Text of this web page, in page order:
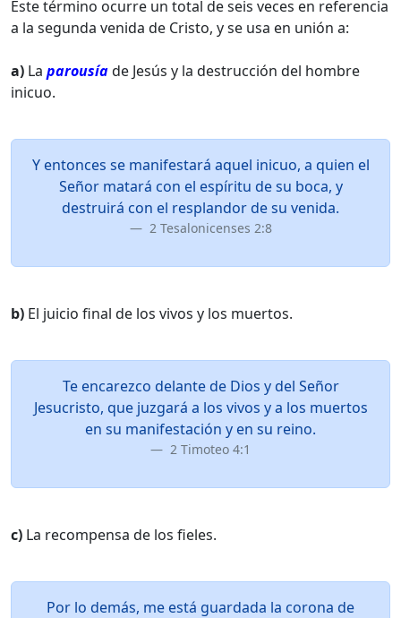
Este término ocurre un total de seis veces en referencia
a la segunda venida de Cristo, y se usa en unión a:
a) La parousíade Jesús y la destrucción del hombre
inicuo.
Y entonces se manifestará aquel inicuo, a quien el
Señor matará con el espíritu de su boca, y
destruirá con el resplandor de su venida.
2 Tesalonicenses 2:8
b) El juicio final de los vivos y los muertos.
Te encarezco delante de Dios y del Señor
Jesucristo, que juzgará a los vivos y a los muertos
en su manifestación y en su reino.
2 Timoteo 4:1
c) La recompensa de los fieles.
Por lo demás, me está guardada la corona de